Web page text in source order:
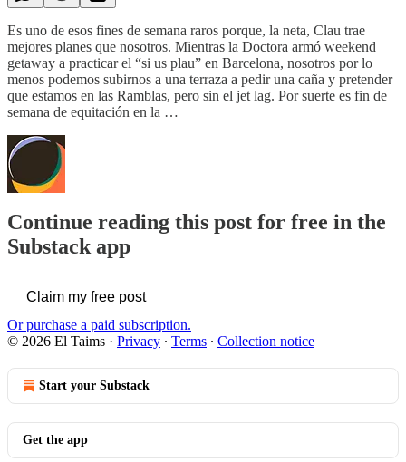
Es uno de esos fines de semana raros porque, la neta, Clau trae
mejores planes que nosotros. Mientras la Doctora armó weekend
getaway a practicar el “si us plau” en Barcelona, nosotros por lo
menos podemos subirnos a una terraza a pedir una caña y pretender
que estamos en las Ramblas, pero sin el jet lag. Por suerte es fin de
semana de equitación en la …
Continue reading this post for free in the
Substack app
Claim my free post
Or purchase a paid subscription.
© 2026 El Taims · Privacy ∙ Terms ∙ Collection notice
Start your Substack
Get the app